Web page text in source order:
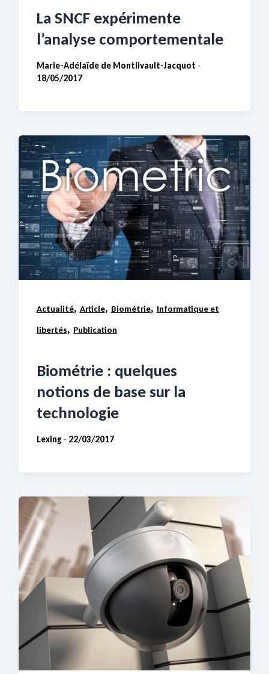
La SNCF expérimente
l’analyse comportementale
Marie-Adélaïde de Montlivault-Jacquot -
18/05/2017
Actualité, Article, Biométrie, Informatique et
libertés, Publication
Biométrie : quelques
notions de base sur la
technologie
Lexing - 22/03/2017